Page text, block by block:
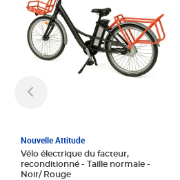
Nouvelle Attitude
Vélo électrique du facteur,
reconditionné - Taille normale -
Noir/ Rouge